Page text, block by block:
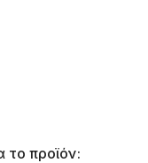
το προϊόν: